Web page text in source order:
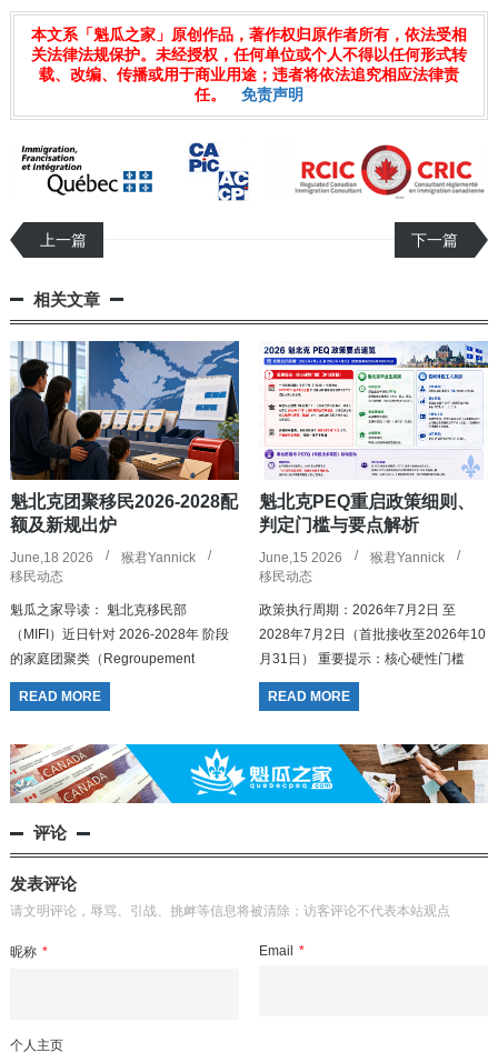
本文系「魁瓜之家」原创作品，著作权归原作者所有，依法受相
关法律法规保护。未经授权，任何单位或个人不得以任何形式转
载、改编、传播或用于商业用途；违者将依法追究相应法律责
任。
免责声明
上一篇 下一篇
相关文章
魁北克团聚移民2026-2028配
额及新规出炉
June,18 2026
猴君Yannick
移民动态
魁瓜之家导读： 魁北克移民部
（MIFI）近日针对 2026-2028年 阶段
的家庭团聚类（Regroupement
familial）担保申请做出了重大政策调
整。自 2026年7月2日 起...
READ MORE
魁北克PEQ重启政策细则、
判定门槛与要点解析
June,15 2026
猴君Yannick
移民动态
政策执行周期：2026年7月2日 至
2028年7月2日（首批接收至2026年10
月31日） 重要提示：核心硬性门槛
（新旧更替） 一刀切时间线：本...
READ MORE
评论
发表评论
请文明评论，辱骂、引战、挑衅等信息将被清除；访客评论不代表本站观点
昵称 * Email *
个人主页